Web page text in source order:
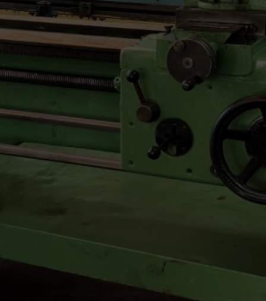
HİZMETLER
Plastik Extrüzyon Kalıp İmalatı
Kesme-Delme kalıp imalatı
Co-Extrüzyon Uygulamaları
Desen uygulamaları
Plastik Extrüzyon Kalıp Revizyonu-Bakımı
Ürün Tasarım-Geliştirme
Danışmanlık -Eğitim
BLOG